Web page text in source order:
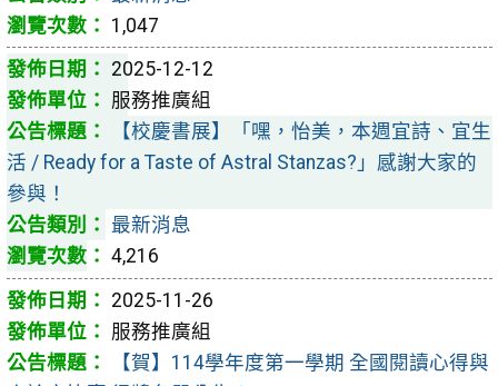
1,047
2025-12-12
服務推廣組
【校慶書展】「嘿，怡美，本週宜詩、宜生
活 / Ready for a Taste of Astral Stanzas?」感謝大家的
參與！
最新消息
4,216
2025-11-26
服務推廣組
【賀】114學年度第一學期 全國閱讀心得與